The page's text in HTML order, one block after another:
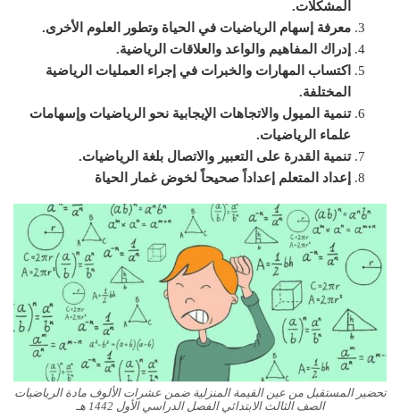
المشكلات.
معرفة إسهام الرياضيات في الحياة وتطور العلوم الأخرى.
إدراك المفاهيم والواعد والعلاقات الرياضية.
اكتساب المهارات والخبرات في إجراء العمليات الرياضية
المختلفة.
تنمية الميول والاتجاهات الإيجابية نحو الرياضيات وإسهامات
علماء الرياضيات.
تنمية القدرة على التعبير والاتصال بلغة الرياضيات.
إعداد المتعلم إعداداً صحيحاً لخوض غمار الحياة
تحضير المستقبل من عين القيمة المنزلية ضمن عشرات الألوف مادة الرياضيات
الصف الثالث الابتدائي الفصل الدراسي الأول 1442 هـ